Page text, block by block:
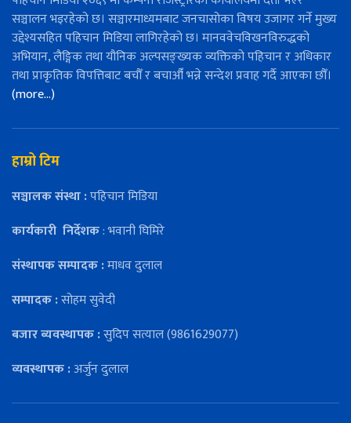
सञ्चालन भइरहेको छ। सञ्चारमाध्यमबाट जनचासोका विषय उजागर गर्ने मुख्य
उद्देश्यसहित पहिचान मिडिया लागिरहेको छ। मानववेचविखनविरुद्धको
अभियान, लैङ्गिक तथा यौनिक अल्पसङ्ख्यक व्यक्तिको पहिचान र अधिकार
तथा प्राकृतिक विपत्तिबाट बचौँ र बचाऔँ भन्ने सन्देश प्रवाह गर्दै आएका छौँ।
(more…)
हाम्रो टिम
सञ्चालक संस्था :पहिचान मिडिया
कार्यकारी निर्देशक: भवानी घिमिरे
संस्थापक सम्पादक :माधव दुलाल
सम्पादक :सोहम सुवेदी
बजार ब्यवस्थापक :सुदिप सत्याल (9861629077)
व्यवस्थापक :अर्जुन दुलाल